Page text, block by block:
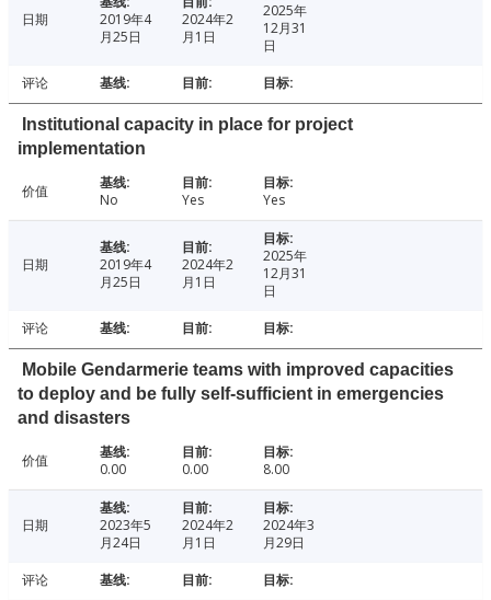
日期
2019年4
月25日
2024年2
月1日
2025年
12月31
日
评论
Institutional capacity in place for project
implementation
价值 No Yes Yes
日期
2019年4
月25日
2024年2
月1日
2025年
12月31
日
评论
Mobile Gendarmerie teams with improved capacities
to deploy and be fully self-sufficient in emergencies
and disasters
价值 0.00 0.00 8.00
日期
2023年5
月24日
2024年2
月1日
2024年3
月29日
评论